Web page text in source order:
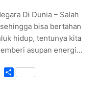
Di Dunia – Salah
bisa bertahan
hidup, tentunya kita
asupan energi…
WhatsApp
Share